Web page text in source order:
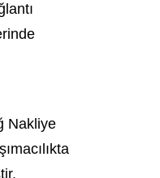
Nakliye